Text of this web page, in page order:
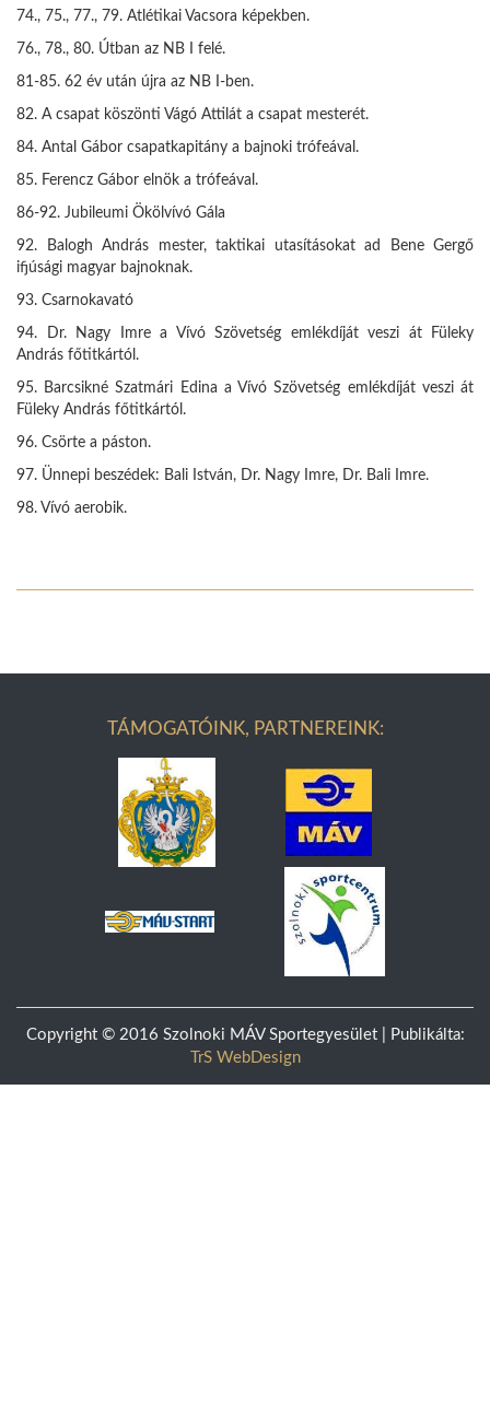
74., 75., 77., 79. Atlétikai Vacsora képekben.
76., 78., 80. Útban az NB I felé.
81-85. 62 év után újra az NB I-ben.
82. A csapat köszönti Vágó Attilát a csapat mesterét.
84. Antal Gábor csapatkapitány a bajnoki trófeával.
85. Ferencz Gábor elnök a trófeával.
86-92. Jubileumi Ökölvívó Gála
92. Balogh András mester, taktikai utasításokat ad Bene Gergő
ifjúsági magyar bajnoknak.
93. Csarnokavató
94. Dr. Nagy Imre a Vívó Szövetség emlékdíját veszi át Füleky
András főtitkártól.
95. Barcsikné Szatmári Edina a Vívó Szövetség emlékdíját veszi át
Füleky András főtitkártól.
96. Csörte a páston.
97. Ünnepi beszédek: Bali István, Dr. Nagy Imre, Dr. Bali Imre.
98. Vívó aerobik.
TÁMOGATÓINK, PARTNEREINK:
Copyright © 2016 Szolnoki MÁV Sportegyesület | Publikálta:
TrS WebDesign